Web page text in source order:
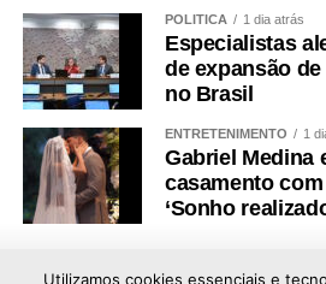
POLÍTICA 1 dia atrás
Especialistas
de expansão
no Brasil
ENTRETENIMENTO 1
Gabriel Medina
casamento
‘Sonho
Utilizamos cookies essenciais e